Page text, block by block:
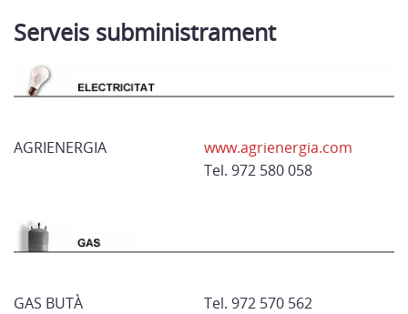
Serveis subministrament
AGRIENERGIA
www.agrienergia.com
Tel. 972 580 058
GAS BUTÀ Tel. 972 570 562